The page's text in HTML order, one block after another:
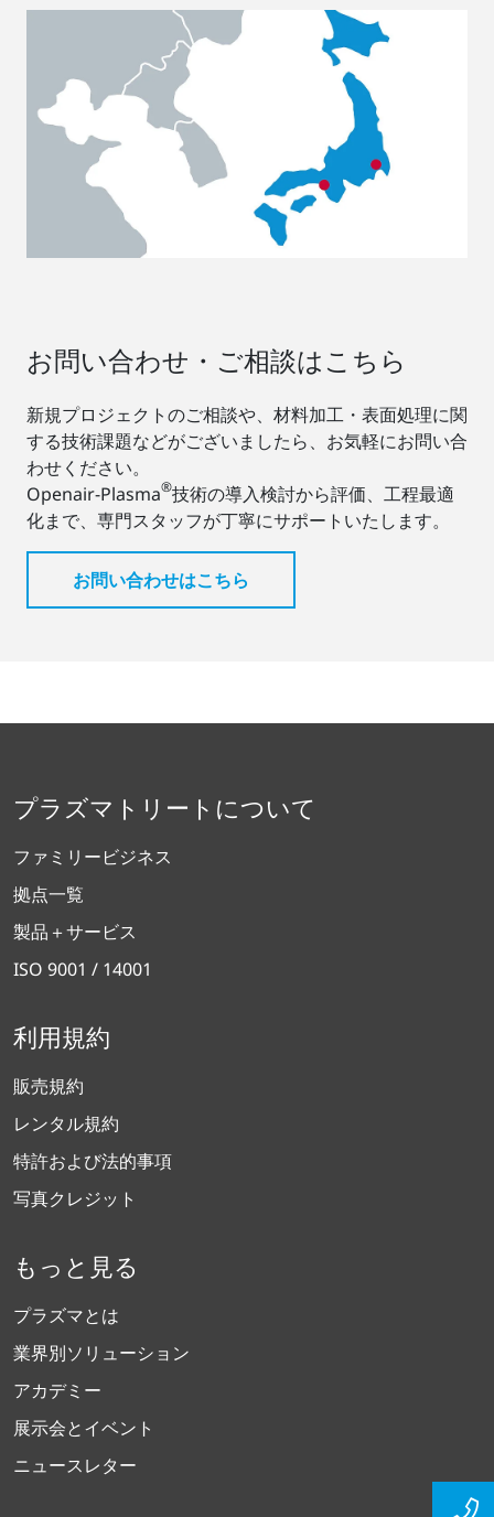
お問い合わせ・ご相談はこちら
新規プロジェクトのご相談や、材料加工・表面処理に関
する技術課題などがございましたら、お気軽にお問い合
わせください。
Openair-Plasma®技術の導入検討から評価、工程最適
化まで、専門スタッフが丁寧にサポートいたします。
お問い合わせはこちら
プラズマトリートについて
ファミリービジネス
拠点一覧
製品＋サービス
ISO 9001 / 14001
利用規約
販売規約
レンタル規約
特許および法的事項
写真クレジット
もっと見る
プラズマとは
業界別ソリューション
アカデミー
展示会とイベント
ニュースレター